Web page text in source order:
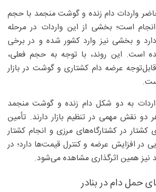
واردات دام زنده و گوشت منجمد با حجم
است؛ بخشی از این واردات در مرحله
دارد و بخشی نیز وارد کشور شده و در برخی
است. این روند، با توجه به حجم فعلی،
عرضه دام کشتاری و گوشت در بازار
واردات به دو شکل دام زنده و گوشت منجمد
دو نقش مهمی در تنظیم بازار دارند. تأمین
کشتار در کشتارگاه‌های مرزی و انجام کشتار
در افزایش عرضه و کنترل قیمت‌ها دارد؛ در
همین اثرگذاری مشاهده می‌شود.
حمل دام در بنادر